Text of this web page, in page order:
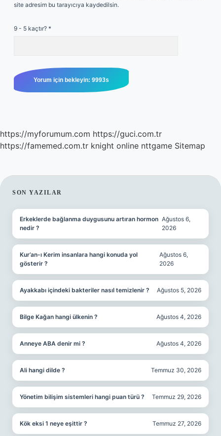
site adresim bu tarayıcıya kaydedilsin.
9 - 5 kaçtır? *
https://myforumum.com https://guci.com.tr
https://famemed.com.tr knight online nttgame Sitemap
SIDEBAR
SON YAZILAR
Erkeklerde bağlanma duygusunu artıran hormon
nedir ?
Ağustos 6,
2026
Kur’an-ı Kerim insanlara hangi konuda yol
gösterir ?
Ağustos 6,
2026
Ayakkabı içindeki bakteriler nasıl temizlenir ? Ağustos 5, 2026
Bilge Kağan hangi ülkenin ? Ağustos 4, 2026
Anneye ABA denir mi ? Ağustos 4, 2026
Ali hangi dilde ? Temmuz 30, 2026
Yönetim bilişim sistemleri hangi puan türü ? Temmuz 29, 2026
Kök eksi 1 neye eşittir ? Temmuz 27, 2026